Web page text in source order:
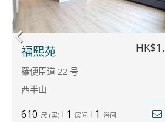
福熙苑
羅便臣道 22 号
西半山
610 尺 (实) 1 房间 1 浴间